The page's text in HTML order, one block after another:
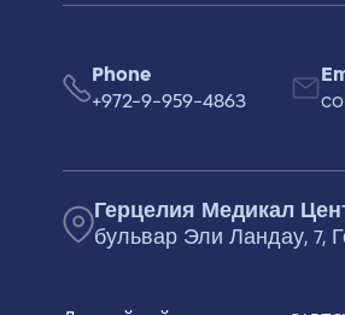
Phone
+972-9-959-4863
Герцелия Медикал
бульвар Эли Ландау, 7,